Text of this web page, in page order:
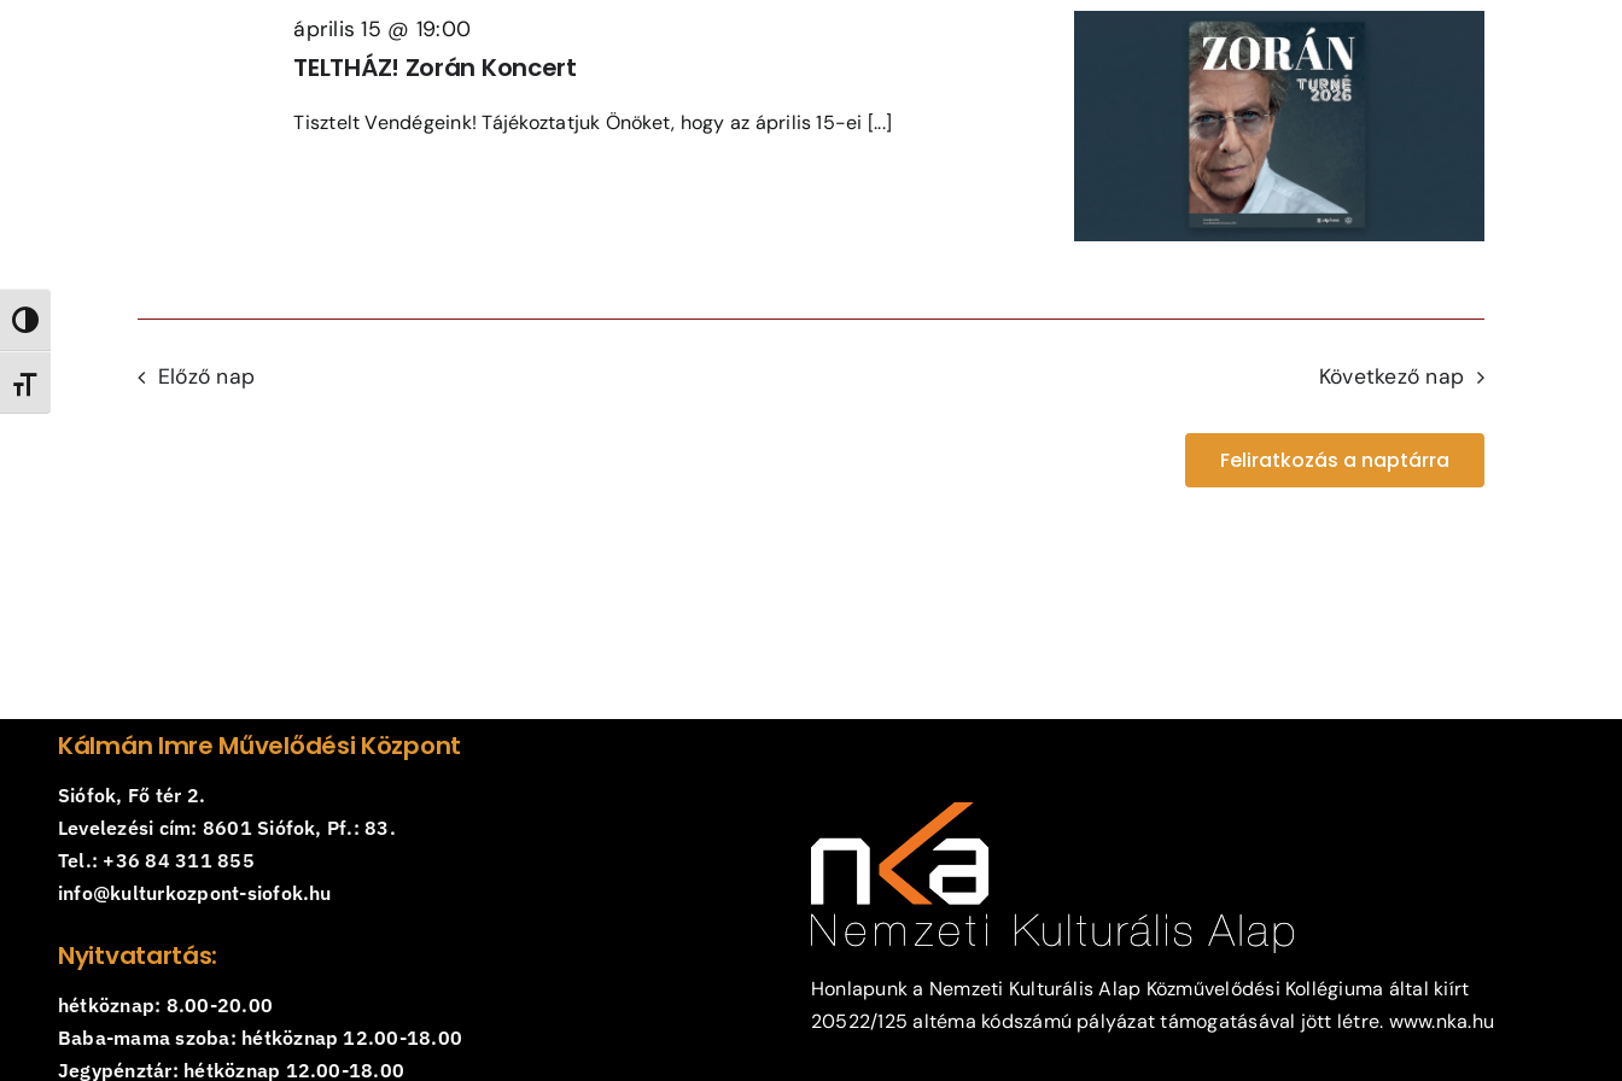
Nagy kontraszt váltása
Betűméret váltása
Navigation
április 15 @ 19:00
TELTHÁZ! Zorán Koncert
Tisztelt Vendégeink! Tájékoztatjuk Önöket, hogy az április 15-ei [...]
Előző nap Következő nap
Feliratkozás a naptárra
Kálmán Imre Művelődési Központ
Siófok, Fő tér 2.
Levelezési cím: 8601 Siófok, Pf.: 83.
Tel.: +36 84 311 855
info@kulturkozpont-siofok.hu
Nyitvatartás:
hétköznap: 8.00-20.00
Baba-mama szoba: hétköznap 12.00-18.00
Jegypénztár: hétköznap 12.00-18.00
Honlapunk a Nemzeti Kulturális Alap Közművelődési Kollégiuma által kiírt
20522/125 altéma kódszámú pályázat támogatásával jött létre. www.nka.hu